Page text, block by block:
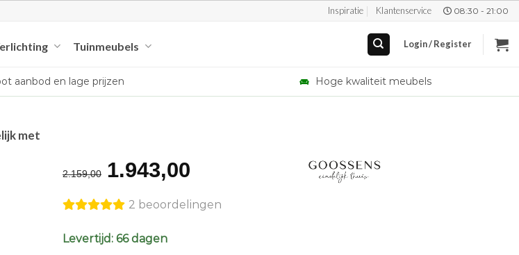
Inspiratie Klantenservice 08:30 - 21:00
Tuinmeubels Login / Register
aanbod en lage prijzen Hoge kwaliteit meubels
met
2.159,00
Original
was:
€2.159,00.
1.943,00
is:
2 beoordelingen
Levertijd: 66 dagen